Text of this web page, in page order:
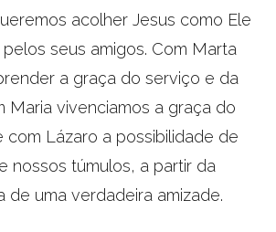
acolher Jesus como Ele
seus amigos. Com Marta
a graça do serviço e da
Maria vivenciamos a graça do
com Lázaro a possibilidade de
nossos túmulos, a partir da
de uma verdadeira amizade.